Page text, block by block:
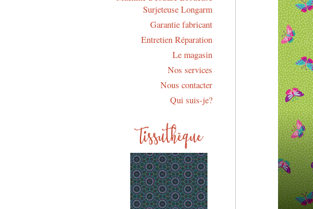
Surjeteuse Longarm
Garantie fabricant
Entretien Réparation
Le magasin
Nos services
Nous contacter
Qui suis-je?